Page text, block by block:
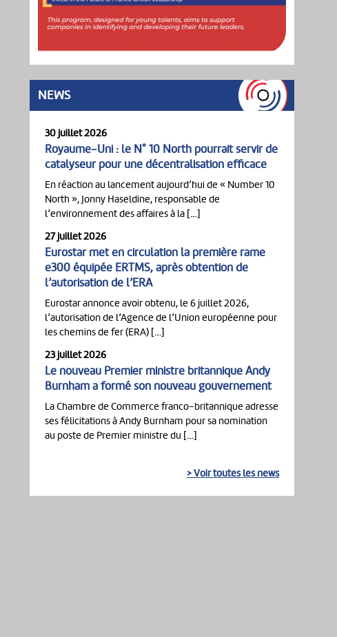
NEWS
30 juillet 2026
Royaume-Uni : le N° 10 North pourrait servir de
catalyseur pour une décentralisation efficace
En réaction au lancement aujourd’hui de « Number 10
North », Jonny Haseldine, responsable de
l’environnement des affaires à la […]
27 juillet 2026
Eurostar met en circulation la première rame
e300 équipée ERTMS, après obtention de
l’autorisation de l’ERA
Eurostar annonce avoir obtenu, le 6 juillet 2026,
l’autorisation de l’Agence de l’Union européenne pour
les chemins de fer (ERA) […]
23 juillet 2026
Le nouveau Premier ministre britannique Andy
Burnham a formé son nouveau gouvernement
La Chambre de Commerce franco-britannique adresse
ses félicitations à Andy Burnham pour sa nomination
au poste de Premier ministre du […]
> Voir toutes les news